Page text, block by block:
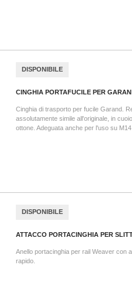
DISPONIBILE
CINGHIA PORTAFUCILE PER
Cinghia di trasporto per fucile Garand.
assolutamente simile all'originale, in
ottone. Adeguata anche per l'uso su
DISPONIBILE
ATTACCO PORTACINGHIA PER
Anello portacinghia per rail Weaver con
rapido.